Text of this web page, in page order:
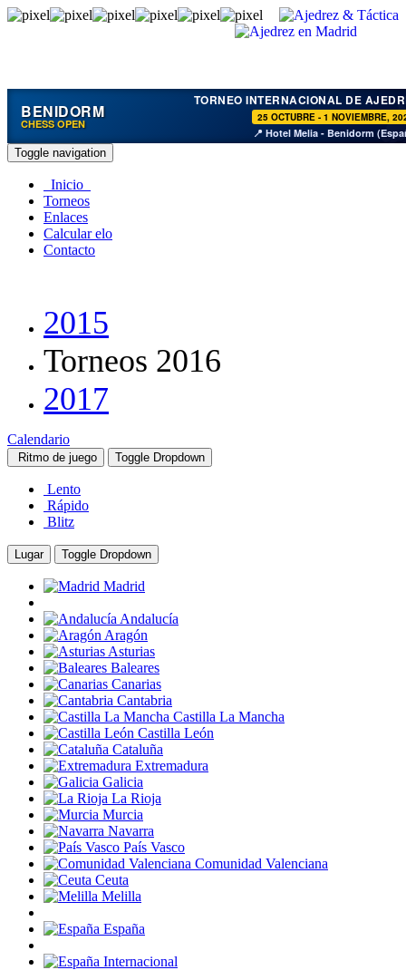
BENIDORM
CHESS OPEN
TORNEO INTERNACIONAL DE
25 OCTUBRE - 1 NOVIEMBRE,
📍 Hotel Melia - Benidorm
Toggle navigation
Inicio
Torneos
Enlaces
Calcular elo
Contacto
2015
Torneos 2016
2017
Calendario
Ritmo de juego Toggle Dropdown
Lento
Rápido
Blitz
Lugar Toggle Dropdown
Madrid
Andalucía
Aragón
Asturias
Baleares
Canarias
Cantabria
Castilla La Mancha
Castilla León
Cataluña
Extremadura
Galicia
La Rioja
Murcia
Navarra
País Vasco
Comunidad Valenciana
Ceuta
Melilla
España
Internacional